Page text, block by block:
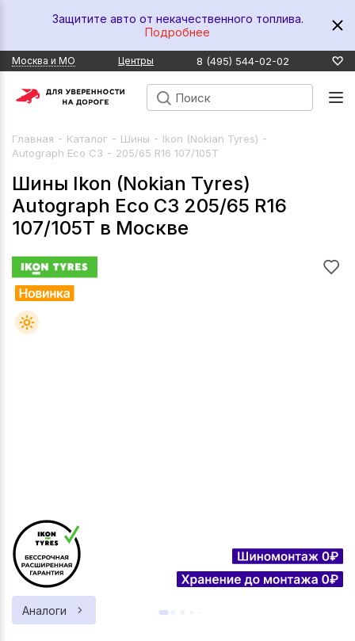
Защитите авто от некачественного топлива.
Подробнее
Москва и МО Центры 8 (495) 544-02-02
Главная - Каталог - Шины - Ikon (Nokian Tyres) -
Autograph Eco C3 - 205/65 R16 107/105T
Шины Ikon (Nokian Tyres)
Autograph Eco C3 205/65 R16
107/105T в Москве
Аналоги